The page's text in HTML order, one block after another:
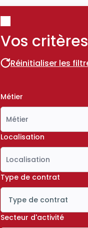
Vos critères
Réinitialiser les
Métier
Localisation
Type de contrat
Type de contrat
Icône ouvrir la liste
Secteur d'activité